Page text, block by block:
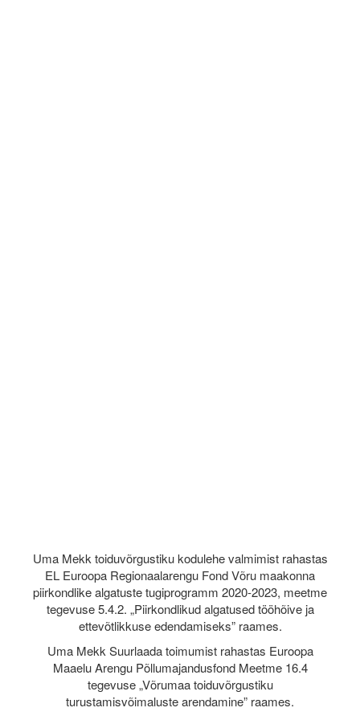
Uma Mekk toiduvõrgustiku kodulehe valmimist rahastas
EL Euroopa Regionaalarengu Fond Võru maakonna
piirkondlike algatuste tugiprogramm 2020-2023, meetme
tegevuse 5.4.2. „Piirkondlikud algatused tööhõive ja
ettevõtlikkuse edendamiseks” raames.
Uma Mekk Suurlaada toimumist rahastas Euroopa
Maaelu Arengu Põllumajandusfond Meetme 16.4
tegevuse „Võrumaa toiduvõrgustiku
turustamisvõimaluste arendamine” raames.